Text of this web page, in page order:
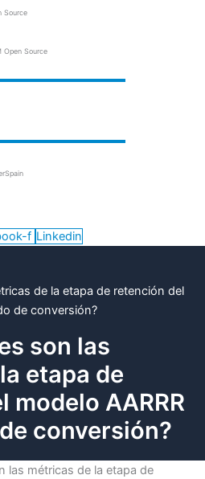
Source
Open Source
f Linkedin
de la etapa de retención del
de conversión?
son las
etapa de
modelo AARRR
conversión?
las métricas de la etapa de